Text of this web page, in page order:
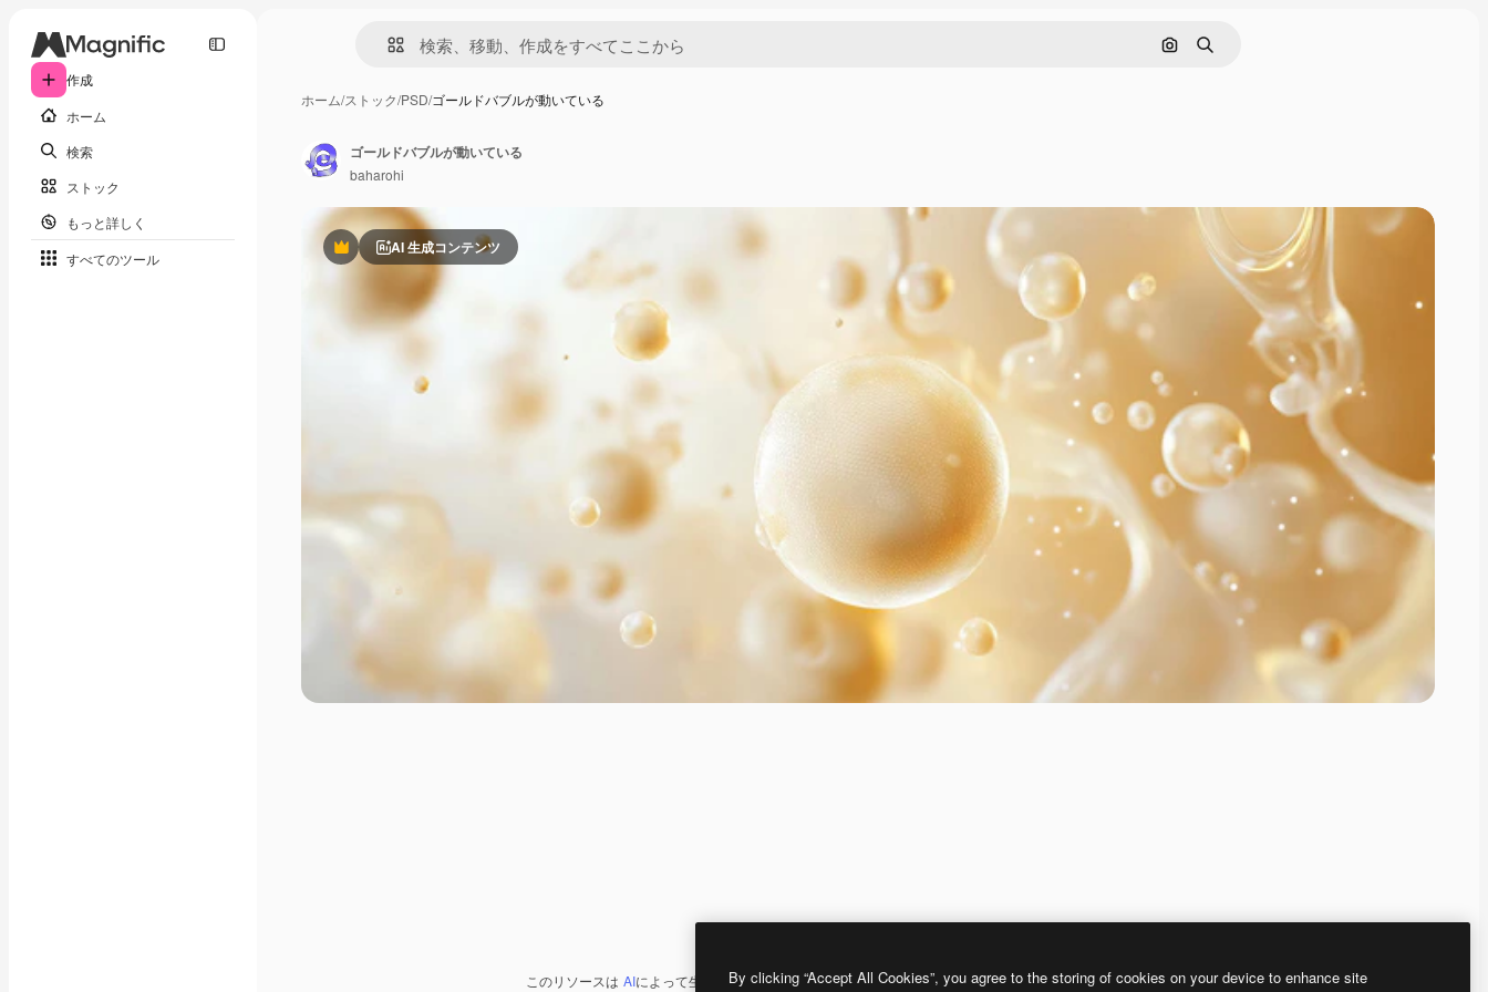
作成
ホーム
検索
ストック
もっと詳しく
すべてのツール
画像で検索
検索
ホーム/ストック/PSD/ゴールドバブルが動いている
PremiumAI 生成コンテンツ
このリソースは AIによって生成されたものです。 AI画像生成ツールを使うと、あなた独自の画像を作成できます。
ゴールドバブルが動いている
baharohi
By clicking “Accept All Cookies”, you agree to the storing of cookies on your device to enhance site